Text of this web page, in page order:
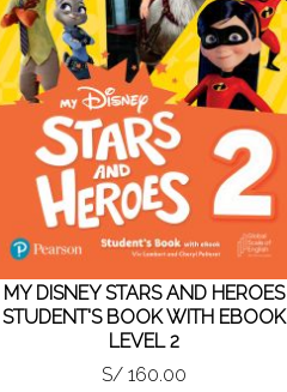
MY DISNEY STARS AND HEROES
STUDENT'S BOOK WITH EBOOK
LEVEL 2
S/ 160.00